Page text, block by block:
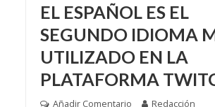
EL ESPAÑOL ES EL
SEGUNDO IDIOMA
UTILIZADO EN LA
PLATAFORMA
Añadir Comentario Redacción